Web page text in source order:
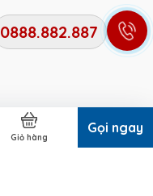
Giỏ hàng
Gọi ngay
0888.882.887